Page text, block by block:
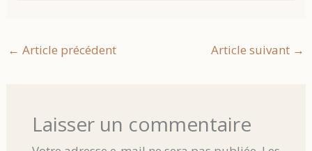
← Article précédent Article suivant →
Laisser un commentaire